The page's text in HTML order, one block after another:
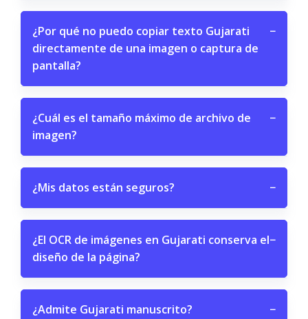
¿Por qué no puedo copiar texto Gujarati
directamente de una imagen o captura de
pantalla?
−
¿Cuál es el tamaño máximo de archivo de
imagen?
−
¿Mis datos están seguros? −
¿El OCR de imágenes en Gujarati conserva el
diseño de la página?
−
¿Admite Gujarati manuscrito? −